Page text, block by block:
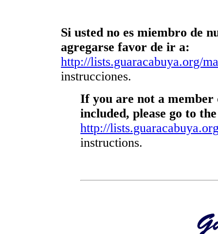
Si usted no es miembro de
agregarse favor de ir a:
http://lists.guaracabuya.org/
instrucciones.
If you are not a
included, please go to
http://
instructions.